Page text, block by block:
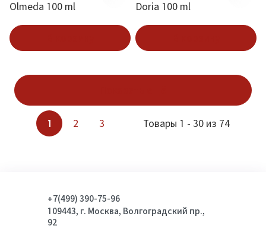
Olmeda 100 ml
Doria 100 ml
1 2 3 Товары 1 - 30 из 74
+7(499) 390-75-96
109443, г. Москва, Волгоградский пр.,
92